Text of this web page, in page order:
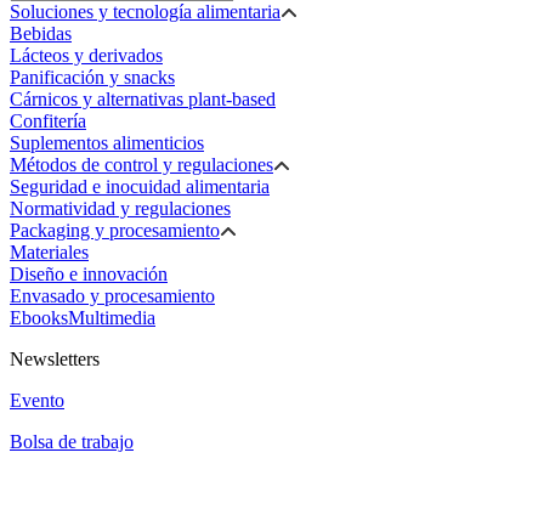
Soluciones y tecnología alimentaria
Bebidas
Lácteos y derivados
Panificación y snacks
Cárnicos y alternativas plant-based
Confitería
Suplementos alimenticios
Métodos de control y regulaciones
Seguridad e inocuidad alimentaria
Normatividad y regulaciones
Packaging y procesamiento
Materiales
Diseño e innovación
Envasado y procesamiento
EbooksMultimedia
Newsletters
Evento
Bolsa de trabajo